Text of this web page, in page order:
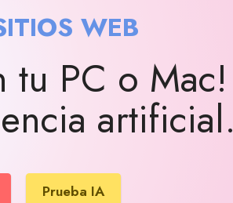
WEB
tu PC o Mac!
artificial.
Prueba IA